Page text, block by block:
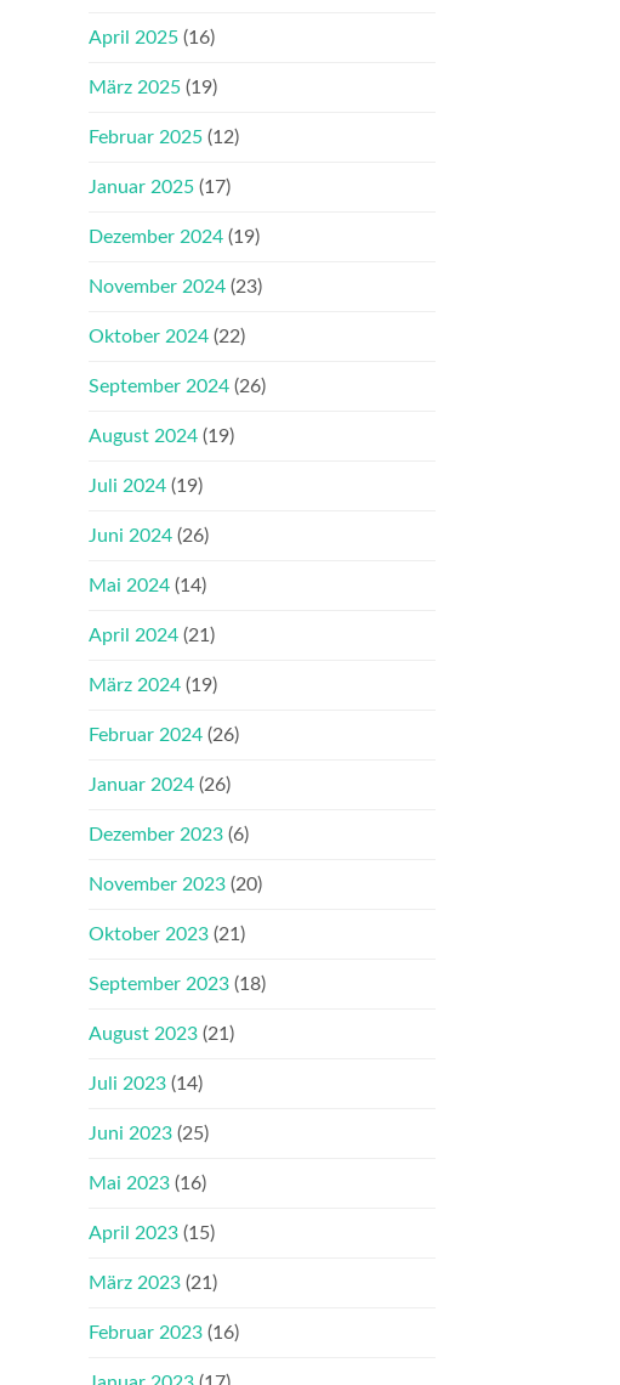
April 2025 (16)
März 2025 (19)
Februar 2025 (12)
Januar 2025 (17)
Dezember 2024 (19)
November 2024 (23)
Oktober 2024 (22)
September 2024 (26)
August 2024 (19)
Juli 2024 (19)
Juni 2024 (26)
Mai 2024 (14)
April 2024 (21)
März 2024 (19)
Februar 2024 (26)
Januar 2024 (26)
Dezember 2023 (6)
November 2023 (20)
Oktober 2023 (21)
September 2023 (18)
August 2023 (21)
Juli 2023 (14)
Juni 2023 (25)
Mai 2023 (16)
April 2023 (15)
März 2023 (21)
Februar 2023 (16)